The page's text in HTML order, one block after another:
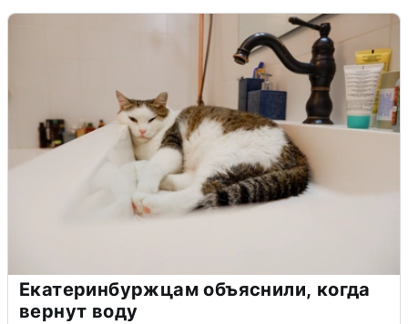
Екатеринбуржцам объяснили, когда
вернут воду